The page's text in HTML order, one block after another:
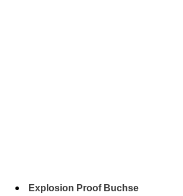
Explosion Proof Buchse